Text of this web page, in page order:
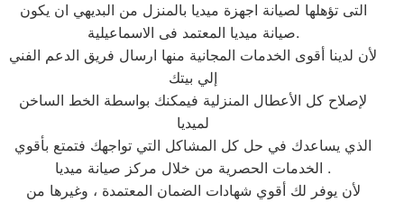
التى تؤهلها لصيانة اجهزة ميديا بالمنزل من البديهي ان يكون
صيانة ميديا المعتمد فى الاسماعيلية.
لأن لدينا أقوى الخدمات المجانية منها ارسال فريق الدعم الفني
إلي بيتك
لإصلاح كل الأعطال المنزلية فيمكنك بواسطة الخط الساخن
لميديا
الذي يساعدك في حل كل المشاكل التي تواجهك فتمتع بأقوي
الخدمات الحصرية من خلال مركز صيانة ميديا .
لأن يوفر لك أقوي شهادات الضمان المعتمدة ، وغيرها من